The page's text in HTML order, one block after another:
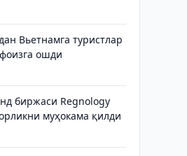
Вьетнамга туристлар
ошди
биржаси Regnology
муҳокама қилди